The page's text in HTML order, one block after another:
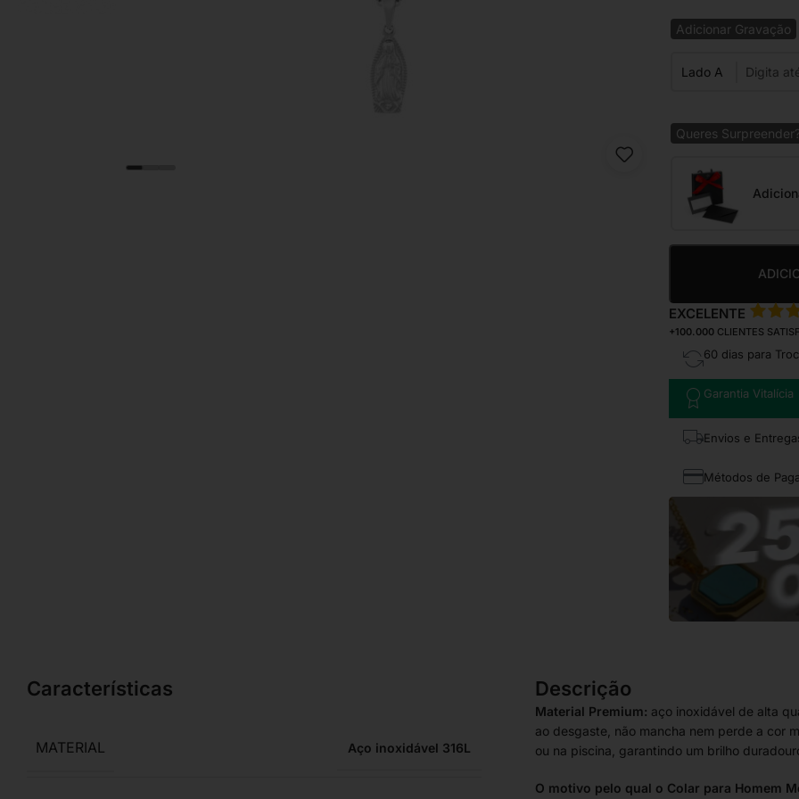
Adicionar Gravação
Lado A
Queres Surpreender?
EXCELENTE
+100.000 CLIENTES
60 dias para
Garantia Vitalícia
Envios e
Métodos de
Características
MATERIAL Aço inoxidável 316L
Descrição
Material Premium: aço inoxidável de alta
ao desgaste, não mancha nem perde a cor
ou na piscina, garantindo um brilho
O motivo pelo qual o Colar para Homem